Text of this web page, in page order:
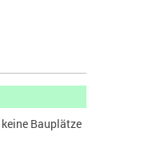
Bauplätze